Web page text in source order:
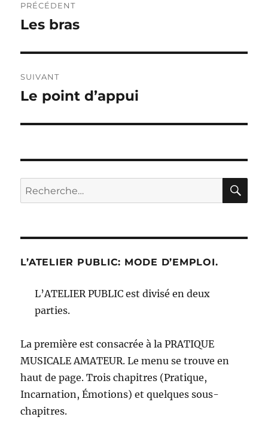
de
PRÉCÉDENT
Publication
Les bras
SUIVANT
Publication
Le point d’appui
Recherche
pour :
L’ATELIER PUBLIC: MODE D’EMPLOI.
L’ATELIER PUBLIC est divisé en deux
parties.
La première est consacrée à la PRATIQUE
MUSICALE AMATEUR. Le menu se trouve en
haut de page. Trois chapitres (Pratique,
Incarnation, Émotions) et quelques sous-
chapitres.